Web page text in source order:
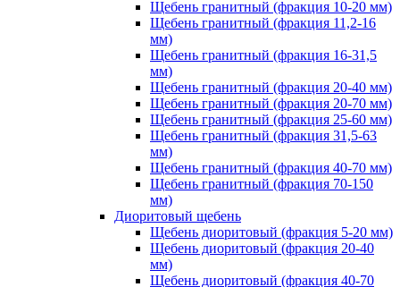
Щебень гранитный (фракция 10-20 мм)
Щебень гранитный (фракция 11,2-16
мм)
Щебень гранитный (фракция 16-31,5
мм)
Щебень гранитный (фракция 20-40 мм)
Щебень гранитный (фракция 20-70 мм)
Щебень гранитный (фракция 25-60 мм)
Щебень гранитный (фракция 31,5-63
мм)
Щебень гранитный (фракция 40-70 мм)
Щебень гранитный (фракция 70-150
мм)
Диоритовый щебень
Щебень диоритовый (фракция 5-20 мм)
Щебень диоритовый (фракция 20-40
мм)
Щебень диоритовый (фракция 40-70